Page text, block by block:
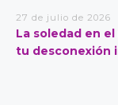
27 de julio de 2026
La soledad en
tu desconexión